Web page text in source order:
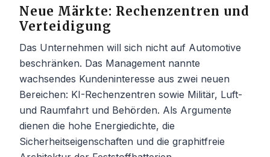
Neue Märkte: Rechenzentren und
Verteidigung
Das Unternehmen will sich nicht auf Automotive
beschränken. Das Management nannte
wachsendes Kundeninteresse aus zwei neuen
Bereichen: KI-Rechenzentren sowie Militär, Luft-
und Raumfahrt und Behörden. Als Argumente
dienen die hohe Energiedichte, die
Sicherheitseigenschaften und die graphitfreie